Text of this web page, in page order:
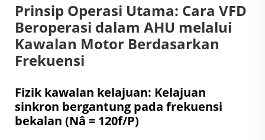
Prinsip Operasi Utama: Cara VFD
Beroperasi dalam AHU melalui
Kawalan Motor Berdasarkan
Frekuensi
Fizik kawalan kelajuan: Kelajuan
sinkron bergantung pada frekuensi
bekalan (Nâ = 120f/P)